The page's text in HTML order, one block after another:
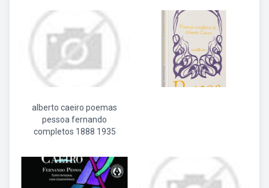
alberto caeiro poemas
pessoa fernando
completos 1888 1935